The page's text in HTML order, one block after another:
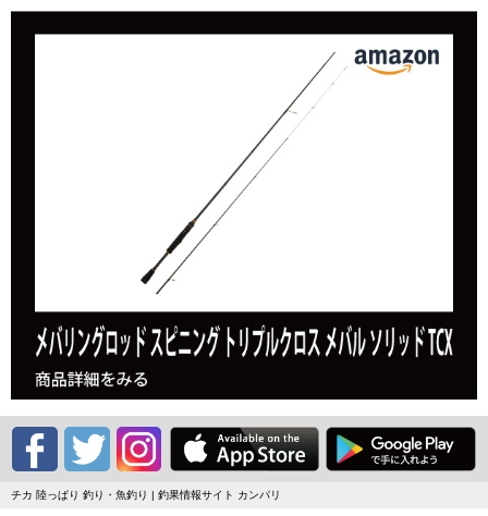
チカ 陸っぱり 釣り・魚釣り | 釣果情報サイト カンパリ